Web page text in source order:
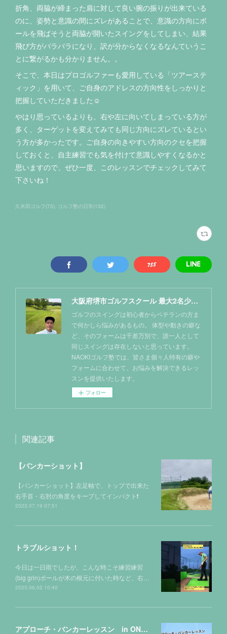
折角、両脇が締まった肩に対して良い腕の振りが出来ている
のに、姿勢と意識の間にズレがあることで、意識の方向にボ
ールを飛ばそうと両脇が開いたスイングをしてしまい、結果
飛び方がバラバラになり、訳が分からなくなるなんていうこ
とに繋がるかも分かりません。。
そこで、本日はプロゴルファーも愛用している「ツアーステ
ィック」を用いて、ご自身のアドレスの方向性をしっかりと
把握していただきました☺️
やはり思っているよりも、右や左に向いてしまっている方が
多く、ターゲットを変えてみても同じ方向にズレているとい
う方が多かったです。ご自身の向きやすい方向のクセを把握
しておくと、自主練習でも気を付けて意識しやすくなるかと
思いますので、ぜひ一度、このレッスンでチェックしてみて
下さいね！
久米田ゴルフ(73) ゴルフ塾の日常(132)
大阪府堺市ゴルフスクール 最大2名少人数レッスン NAOKIゴルフ塾
ゴルフのスイングは初心者からベテランの方ま
で何かしら悩みがあるもの。 体型や動きの癖な
ど、そのフォームは千差万別で、誰一人として
同じスイングは存在しないと思っています。
NAOKIゴルフ塾では、皆さま個々人特有の癖や
フォームに合わせて、お悩みを解決できるレッ
スンを提供いたします。
フォロー
関連記事
【バンカーショット】
【バンカーショット】左足軸で、トップで出来た
右手首・右肘の角度をキープしてインパクト❗️
2023.07.19 07:51
トラブルショット！
今日は一日雨でしたが、こんな時こそ練習練習
(big grin)ボールが木の根元に付いた時など、右…
2023.06.02 10:40
アプローチ・バンカーレッスン in ONゴルフ⛳️